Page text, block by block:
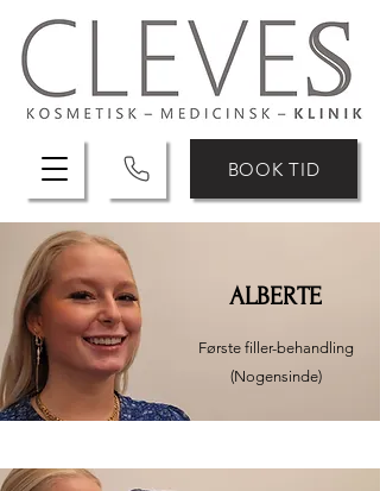
BOOK TID
ALBERTE
Første filler-behandling
(Nogensinde)